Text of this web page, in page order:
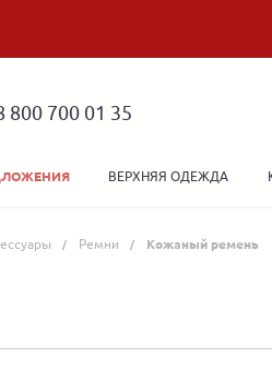
800 700 01 35
ВЕРХНЯЯ ОДЕЖДА
Ремни Кожаный ремень